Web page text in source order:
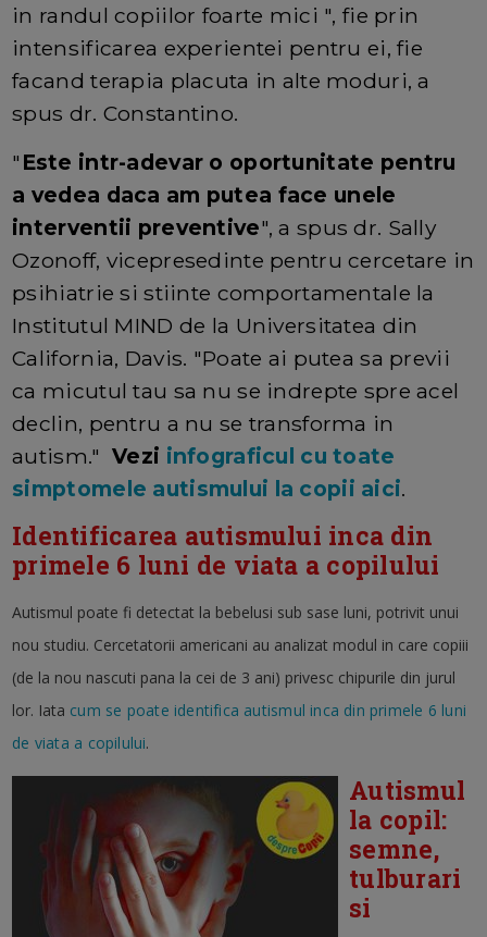
in randul copiilor foarte mici ", fie prin
intensificarea experientei pentru ei, fie
facand terapia placuta in alte moduri, a
spus dr. Constantino.
" Este intr-adevar o oportunitate pentru
a vedea daca am putea face unele
interventii preventive", a spus dr. Sally
Ozonoff, vicepresedinte pentru cercetare in
psihiatrie si stiinte comportamentale la
Institutul MIND de la Universitatea din
California, Davis. "Poate ai putea sa previi
ca micutul tau sa nu se indrepte spre acel
declin, pentru a nu se transforma in
autism."Vezi infograficul cu toate
simptomele autismului la copii aici.
Identificarea autismului inca din
primele 6 luni de viata a copilului
Autismul poate fi detectat la bebelusi sub sase luni, potrivit unui
nou studiu. Cercetatorii americani au analizat modul in care copiii
(de la nou nascuti pana la cei de 3 ani) privesc chipurile din jurul
lor. Iata cum se poate identifica autismul inca din primele 6 luni
de viata a copilului.
Autismul
la copil:
semne,
tulburari
si